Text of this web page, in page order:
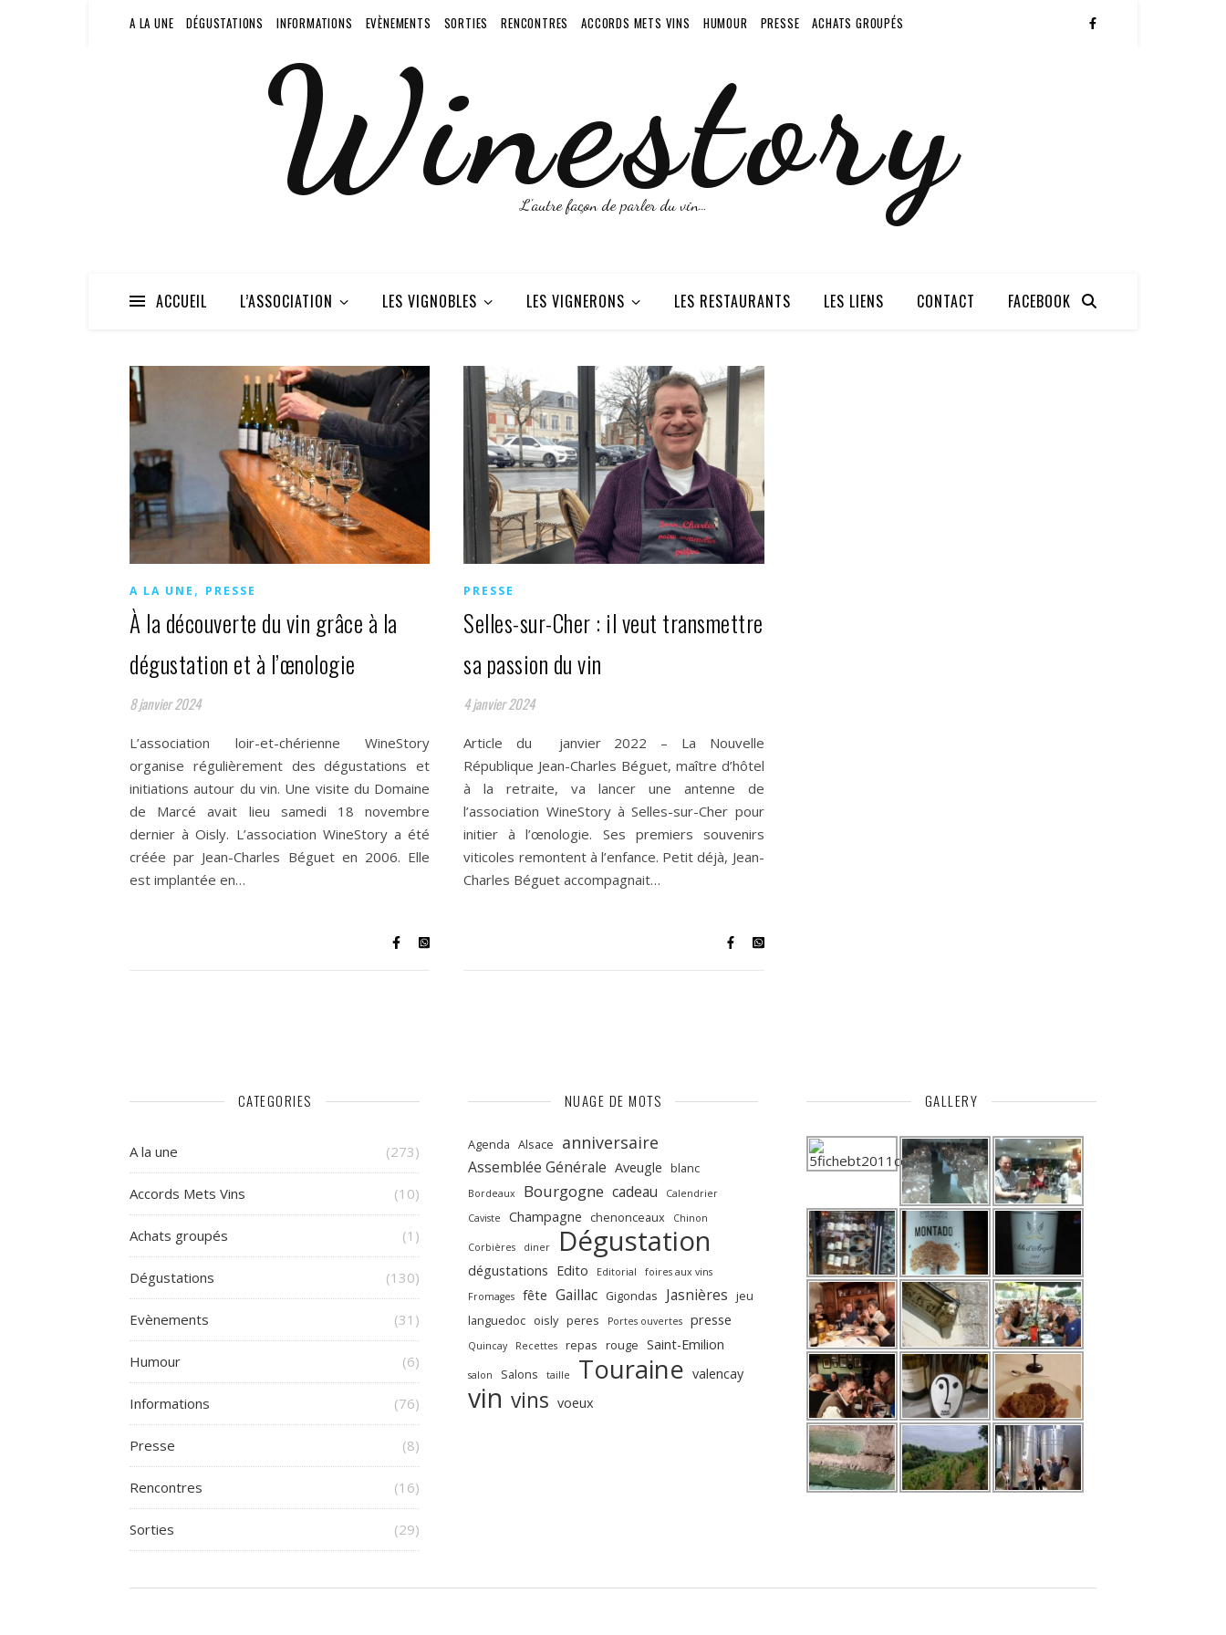
A LA UNE DÉGUSTATIONS INFORMATIONS EVÈNEMENTS SORTIES RENCONTRES ACCORDS METS VINS HUMOUR PRESSE ACHATS GROUPÉS
Winestory
L'autre façon de parler du vin…
ACCUEIL L’ASSOCIATION LES VIGNOBLES LES VIGNERONS LES RESTAURANTS LES LIENS CONTACT FACEBOOK
A LA UNE , PRESSE
À la découverte du vin grâce à la
dégustation et à l’œnologie
8 janvier 2024
L’association loir-et-chérienne WineStory
organise régulièrement des dégustations et
initiations autour du vin. Une visite du Domaine
de Marcé avait lieu samedi 18 novembre
dernier à Oisly. L’association WineStory a été
créée par Jean-Charles Béguet en 2006. Elle
est implantée en…
PRESSE
Selles-sur-Cher : il veut transmettre
sa passion du vin
4 janvier 2024
Article du janvier 2022 – La Nouvelle
République Jean-Charles Béguet, maître d’hôtel
à la retraite, va lancer une antenne de
l’association WineStory à Selles-sur-Cher pour
initier à l’œnologie. Ses premiers souvenirs
viticoles remontent à l’enfance. Petit déjà, Jean-
Charles Béguet accompagnait…
CATEGORIES
A la une (273)
Accords Mets Vins (10)
Achats groupés (1)
Dégustations (130)
Evènements (31)
Humour (6)
Informations (76)
Presse (8)
Rencontres (16)
Sorties (29)
NUAGE DE MOTS
Agenda Alsace anniversaire
Assemblée Générale Aveugle blanc
Bordeaux Bourgogne cadeau
Calendrier
Caviste
Champagne chenonceaux Chinon
Corbières diner Dégustation
dégustations Edito Editorial
foires aux vins
Fromages
fête Gaillac Gigondas Jasnières jeu
languedoc oisly peres Portes ouvertes presse
Quincay Recettes repas rouge Saint-Emilion
salon Salons taille Touraine valencay
vin vins voeux
GALLERY